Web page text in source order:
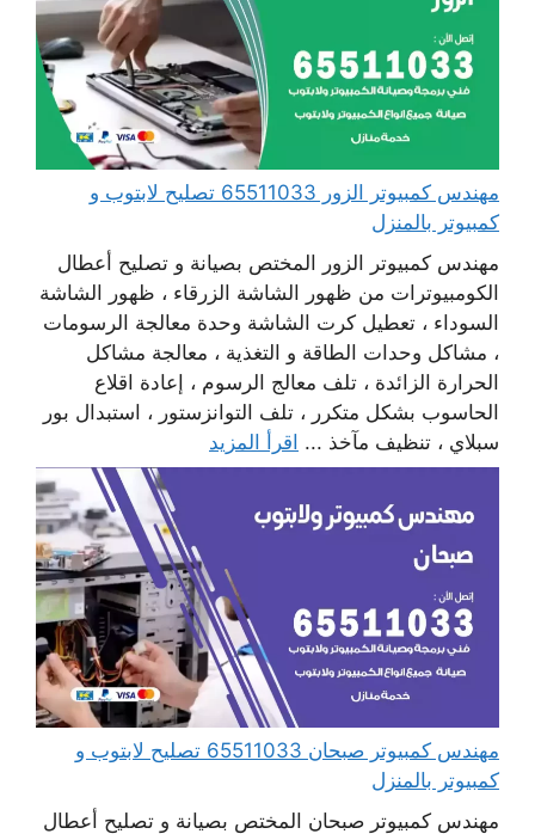
مهندس كمبيوتر الزور 65511033 تصليح لابتوب و
كمبيوتر بالمنزل
مهندس كمبيوتر الزور المختص بصيانة و تصليح أعطال
الكومبيوترات من ظهور الشاشة الزرقاء ، ظهور الشاشة
السوداء ، تعطيل كرت الشاشة وحدة معالجة الرسومات
، مشاكل وحدات الطاقة و التغذية ، معالجة مشاكل
الحرارة الزائدة ، تلف معالج الرسوم ، إعادة اقلاع
الحاسوب بشكل متكرر ، تلف التوانزستور ، استبدال بور
سبلاي ، تنظيف مآخذ ... اقرأ المزيد
مهندس كمبيوتر صبحان 65511033 تصليح لابتوب و
كمبيوتر بالمنزل
مهندس كمبيوتر صبحان المختص بصيانة و تصليح أعطال